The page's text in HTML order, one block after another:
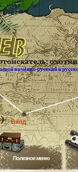
Вход
Полезное меню